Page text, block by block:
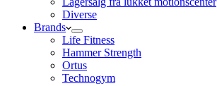
Diverse
Brands
Life Fitness
Hammer Strength
Ortus
Technogym